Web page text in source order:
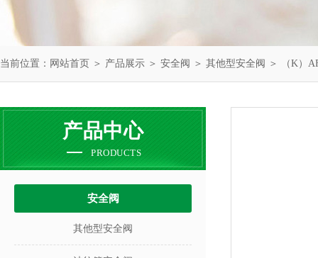
当前位置： 网站首页 ＞ 产品展示 ＞ 安全阀 ＞ 其他型安全阀 ＞ （K）
产品中心
PRODUCTS
安全阀
其他型安全阀